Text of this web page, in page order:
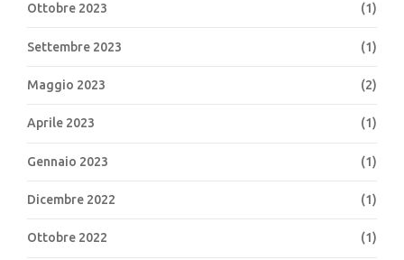
Ottobre 2023 (1)
Settembre 2023 (1)
Maggio 2023 (2)
Aprile 2023 (1)
Gennaio 2023 (1)
Dicembre 2022 (1)
Ottobre 2022 (1)